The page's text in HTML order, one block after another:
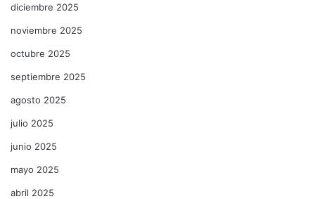
diciembre 2025
noviembre 2025
octubre 2025
septiembre 2025
agosto 2025
julio 2025
junio 2025
mayo 2025
abril 2025